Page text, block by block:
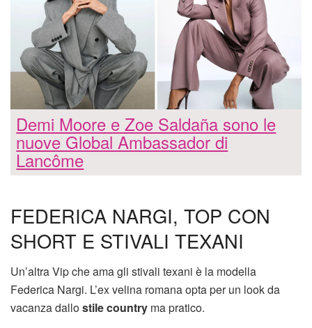
Demi Moore e Zoe Saldaña sono le
nuove Global Ambassador di
Lancôme
FEDERICA NARGI, TOP CON
SHORT E STIVALI TEXANI
Un’altra Vip che ama gli stivali texani è la modella
Federica Nargi. L’ex velina romana opta per un look da
vacanza dallostile country ma pratico.